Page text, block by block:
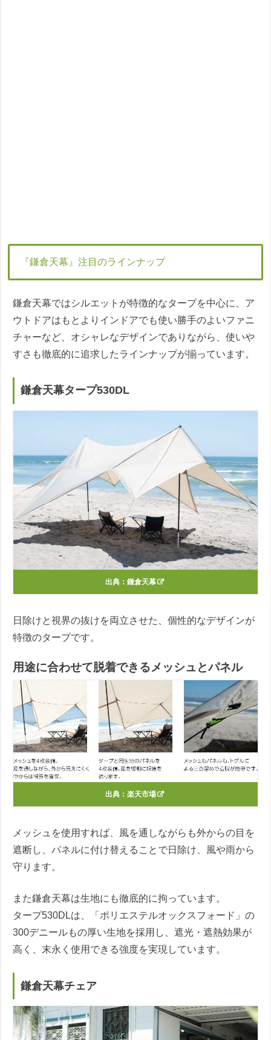
『鎌倉天幕』注目のラインナップ
鎌倉天幕ではシルエットが特徴的なタープを中心に、ア
ウトドアはもとよりインドアでも使い勝手のよいファニ
チャーなど、オシャレなデザインでありながら、使いや
すさも徹底的に追求したラインナップが揃っています。
鎌倉天幕タープ530DL
出典： 鎌倉天幕
日除けと視界の抜けを両立させた、個性的なデザインが
特徴のタープです。
用途に合わせて脱着できるメッシュとパネル
出典： 楽天市場
メッシュを使用すれば、風を通しながらも外からの目を
遮断し、パネルに付け替えることで日除け、風や雨から
守ります。
また鎌倉天幕は生地にも徹底的に拘っています。
タープ530DLは、「ポリエステルオックスフォード」の
300デニールもの厚い生地を採用し、遮光・遮熱効果が
高く、末永く使用できる強度を実現しています。
鎌倉天幕チェア